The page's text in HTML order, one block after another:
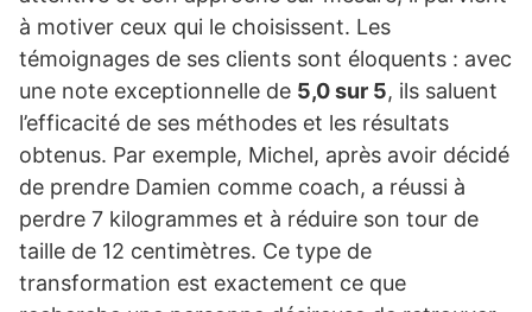
à motiver ceux qui le choisissent. Les
témoignages de ses clients sont éloquents : avec
une note exceptionnelle de 5,0 sur 5, ils saluent
l’efficacité de ses méthodes et les résultats
obtenus. Par exemple, Michel, après avoir décidé
de prendre Damien comme coach, a réussi à
perdre 7 kilogrammes et à réduire son tour de
taille de 12 centimètres. Ce type de
transformation est exactement ce que